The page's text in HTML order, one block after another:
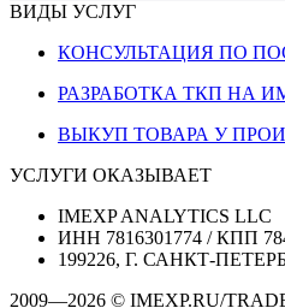
ВИДЫ УСЛУГ
КОНСУЛЬТАЦИЯ ПО
РАЗРАБОТКА ТКП НА
ВЫКУП ТОВАРА У
УСЛУГИ ОКАЗЫВАЕТ
IMEXP ANALYTICS LLC
ИНН 7816301774 / КПП
199226, Г. САНКТ-
2009—2026 © IMEXP.RU/